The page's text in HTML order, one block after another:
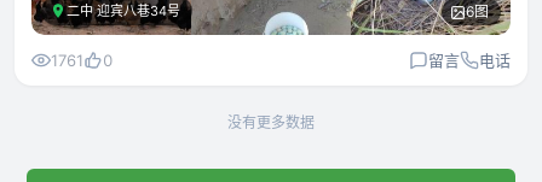
6图
二中 迎宾八巷34号
1761 0 留言 电话
没有更多数据